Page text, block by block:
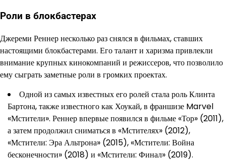
Роли в блокбастерах
Джереми Реннер несколько раз снялся в фильмах, ставших
настоящими блокбастерами. Его талант и харизма привлекли
внимание крупных кинокомпаний и режиссеров, что позволило
ему сыграть заметные роли в громких проектах.
Одной из самых известных его ролей стала роль Клинта
Бартона, также известного как Хоукай, в франшизе Marvel
«Мстители». Реннер впервые появился в фильме «Тор» (2011),
а затем продолжил сниматься в «Мстителях» (2012),
«Мстители: Эра Альтрона» (2015), «Мстители: Война
бесконечности» (2018) и «Мстители: Финал» (2019).